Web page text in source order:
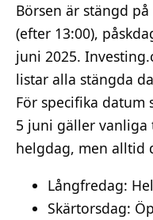
Börsen är stängd
(efter 13:00),
juni 2025.
listar alla stängda
För specifika datum
5 juni gäller
helgdag, men alltid
Långfredag:
Skärtorsdag: